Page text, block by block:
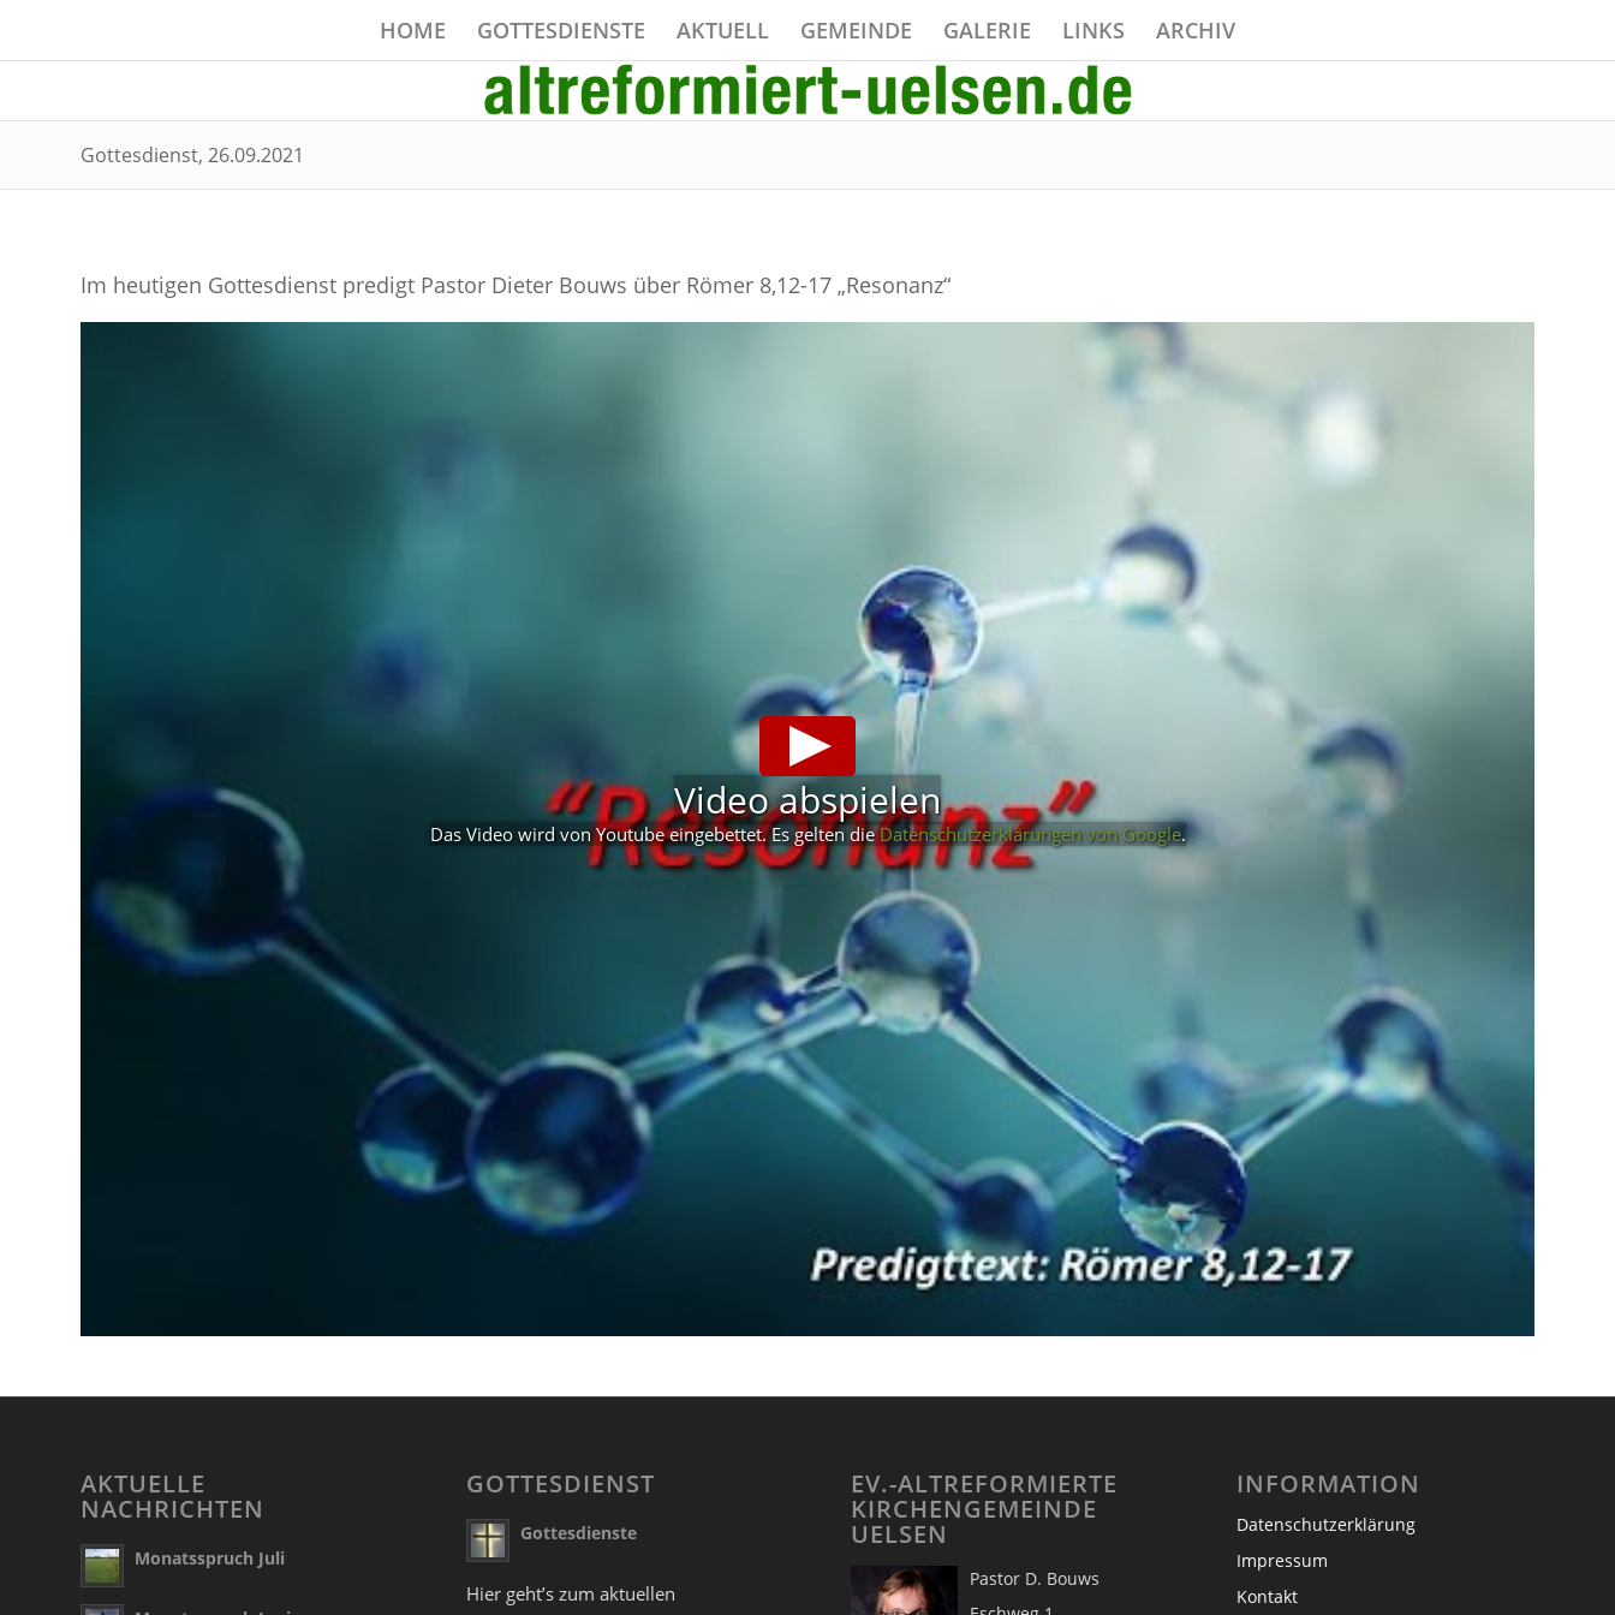
HOME GOTTESDIENSTE AKTUELL GEMEINDE GALERIE LINKS ARCHIV
Gottesdienst, 26.09.2021
Im heutigen Gottesdienst predigt Pastor Dieter Bouws über Römer 8,12-17 „Resonanz“
Video abspielen
Das Video wird von Youtube eingebettet. Es gelten dieDatenschutzerklärungen von Google.
AKTUELLE
NACHRICHTEN
Monatsspruch Juli
GOTTESDIENST
Gottesdienste
Hier geht’s zum aktuellen
EV.-ALTREFORMIERTE
KIRCHENGEMEINDE
UELSEN
Pastor D. Bouws
INFORMATION
Datenschutzerklärung
Impressum
Kontakt